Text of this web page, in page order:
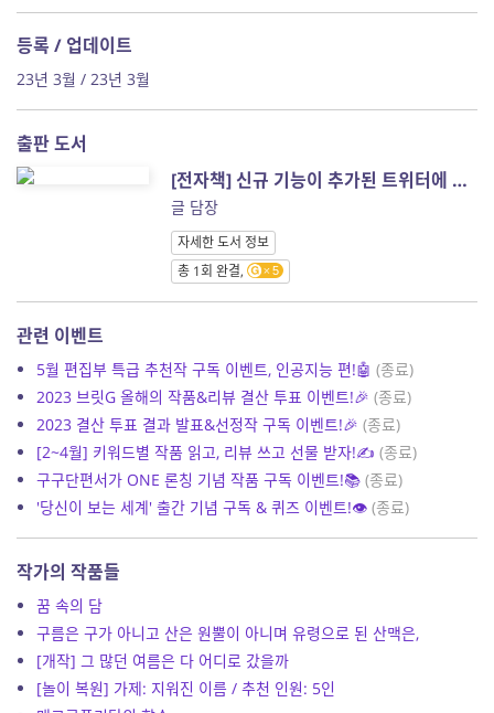
등록 / 업데이트
23년 3월 / 23년 3월
출판 도서
[전자책] 신규 기능이 추가된 트위터에 가입하세요
글 담장
자세한 도서 정보
총 1회 완결,
5
관련 이벤트
5월 편집부 특급 추천작 구독 이벤트, 인공지능 편!🤖(종료)
2023 브릿G 올해의 작품&리뷰 결산 투표 이벤트!🎉(종료)
2023 결산 투표 결과 발표&선정작 구독 이벤트!🎉(종료)
[2~4월] 키워드별 작품 읽고, 리뷰 쓰고 선물 받자!✍️(종료)
구구단편서가 ONE 론칭 기념 작품 구독 이벤트!📚(종료)
'당신이 보는 세계' 출간 기념 구독 & 퀴즈 이벤트!👁️(종료)
작가의 작품들
꿈 속의 담
구름은 구가 아니고 산은 원뿔이 아니며 유령으로 된 산맥은,
[개작] 그 많던 여름은 다 어디로 갔을까
[놀이 복원] 가제: 지워진 이름 / 추천 인원: 5인